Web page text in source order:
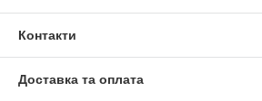
Контакти
Доставка та оплата